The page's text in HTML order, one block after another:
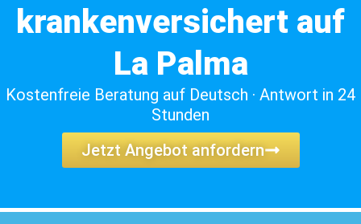
krankenversichert auf
La Palma
Kostenfreie Beratung auf Deutsch · Antwort in 24
Stunden
Jetzt Angebot anfordern